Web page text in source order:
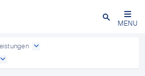
Schließen
MENU